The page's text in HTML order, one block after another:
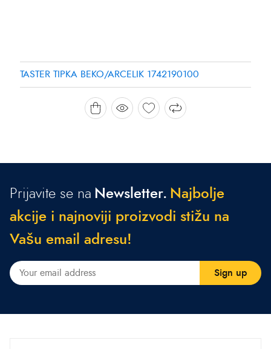
TASTER TIPKA BEKO/ARCELIK 1742190100
Prijavite se na Newsletter. Naj bo je
a kcije i najnoviji proizvod i stižu na
Vašu emai ad resu!